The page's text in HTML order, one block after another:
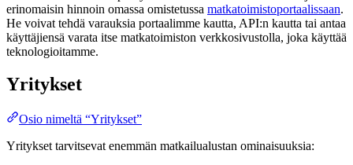
erinomaisin hinnoin omassa omistetussa matkatoimistoportaalissaan.
He voivat tehdä varauksia portaalimme kautta, API:n kautta tai antaa
käyttäjiensä varata itse matkatoimiston verkkosivustolla, joka käyttää
teknologioitamme.
Yritykset
Osio nimeltä “Yritykset”
Yritykset tarvitsevat enemmän matkailualustan ominaisuuksia: